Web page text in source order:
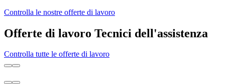
Controlla le nostre offerte di lavoro
Offerte di lavoro Tecnici dell'assistenza
Controlla tutte le offerte di lavoro